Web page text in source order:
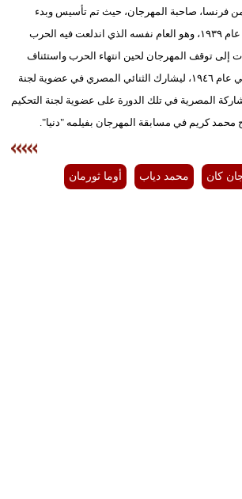
من فرنسا، صاحبة المهرجان، حيث تم تأسيس وبدء
الدورة الأولى للمهرجان عام ١٩٣٩، وهو العام نفسه الذي اندلعت فيه الحرب
أدت إلى توقف المهرجان لحين انتهاء الحرب واستئناف
عقد دوراته مرة أخرى في عام ١٩٤٦، ليشارك الثنائي المصري في عضوية لجنة
المصرية في تلك الدورة على عضوية لجنة التحكيم
كريم في مسابقة المهرجان بفيلمه "دنيا".
كان محمد دياب أوما ثورمان